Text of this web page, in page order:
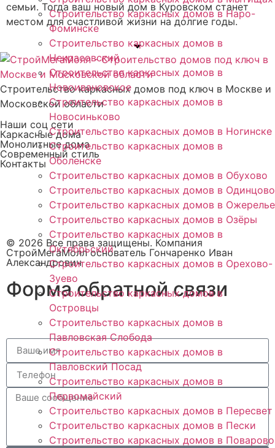
Строительство каркасных домов в Наро-
Фоминске
Строительство каркасных домов в
Некрасовский
Строительство каркасных домов в
Новоивановское
Строительство каркасных домов в
Новосиньково
Строительство каркасных домов в Ногинске
Строительство каркасных домов в
Оболенске
Строительство каркасных домов в Обухово
Строительство каркасных домов в Одинцово
Строительство каркасных домов в Ожерелье
Строительство каркасных домов в Озёры
Строительство каркасных домов в
Октябрьский
Строительство каркасных домов в Орехово-
Зуево
Строительство каркасных домов в
Островцы
Строительство каркасных домов в
Павловская Слобода
Строительство каркасных домов в
Павловский Посад
Строительство каркасных домов в
Первомайский
Строительство каркасных домов в Пересвет
Строительство каркасных домов в Пески
Строительство каркасных домов в Поварово
семьи. Тогда ваш новый дом в Куровском станет
местом для счастливой жизни на долгие годы.
Строительство каркасных домов под ключ в Москве и
Московской области
Наши соц сети
Каркасные дома
Монолитные дома
Современный стиль
Контакты
С НАМИ ВАШ ДОМ СТАНЕТ РЕАЛЬНОСТЬЮ —
УЮТНЫМ, СТИЛЬНЫМ И ДОЛГОВЕЧНЫМ!
© 2026 Все права защищены. Компания
СтройМегаМолл основатель Гончаренко Иван
Александрович
Форма обратной связи